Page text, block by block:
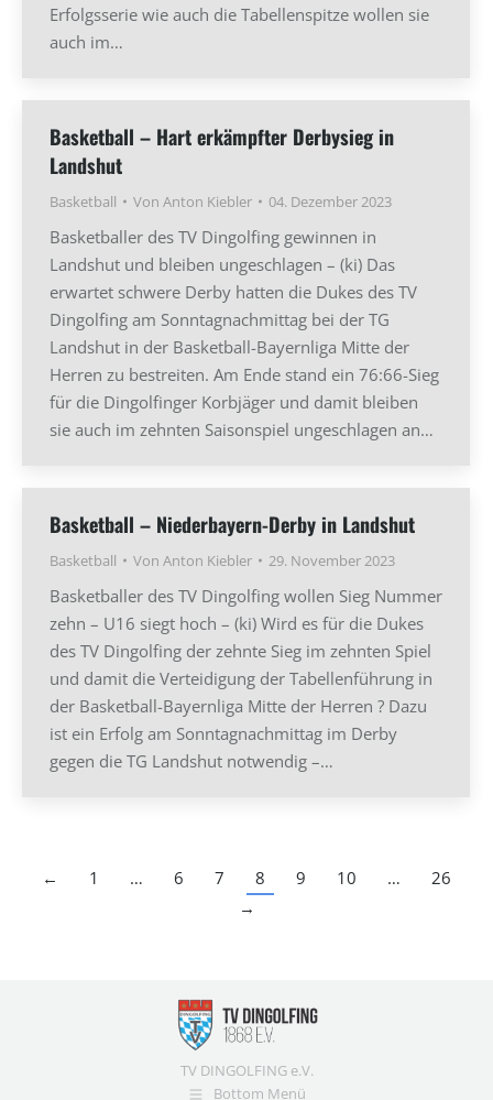
Erfolgsserie wie auch die Tabellenspitze wollen sie
auch im…
Basketball – Hart erkämpfter Derbysieg in
Landshut
Basketball Von Anton Kiebler 04. Dezember 2023
Basketballer des TV Dingolfing gewinnen in
Landshut und bleiben ungeschlagen – (ki) Das
erwartet schwere Derby hatten die Dukes des TV
Dingolfing am Sonntagnachmittag bei der TG
Landshut in der Basketball-Bayernliga Mitte der
Herren zu bestreiten. Am Ende stand ein 76:66-Sieg
für die Dingolfinger Korbjäger und damit bleiben
sie auch im zehnten Saisonspiel ungeschlagen an…
Basketball – Niederbayern-Derby in Landshut
Basketball Von Anton Kiebler 29. November 2023
Basketballer des TV Dingolfing wollen Sieg Nummer
zehn – U16 siegt hoch – (ki) Wird es für die Dukes
des TV Dingolfing der zehnte Sieg im zehnten Spiel
und damit die Verteidigung der Tabellenführung in
der Basketball-Bayernliga Mitte der Herren ? Dazu
ist ein Erfolg am Sonntagnachmittag im Derby
gegen die TG Landshut notwendig –…
← 1 … 6 7 8 9 10 …
26
→
TV DINGOLFING e.V.
Bottom Menü